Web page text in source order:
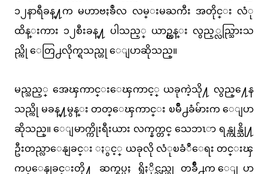
၁၂နာရီခန္႔က မဟာဗႏၶဳလ လမ္းမႀကီး အတိုင္း လံု
ထိန္းကား ၁၂စီးခန္႔ ပါသည့္ ယာဥ္တန္း လွည့္လည္သြားသ
ည္ကို ေတြ႕လိုက္ရသည္ဟု ေျပာဆိုသည္။
မည္သည့္ အေၾကာင္းေၾကာင့္ ယခုကဲ့သို႔ လွည္႔ေန
သည္ကို မခန္႔မွန္း တတ္ေၾကာင္း ၿမိဳ႕ခံမ်ားက ေျပာ
ဆိုသည္။ ေျမာက္ကိုးရီးယား လက္နက္တင္ သေဘၤာ ရန္ကုန္သို႔
ဦးတည္လာေနျခင္း ႏွင့္ ယခုလို လံုၿခံဳေရး တင္းၾ
ကပ္ေနျခင္းတို႔ ဆက္စပ္မႈ ရွိႏိုင္သည္ဟု တခ်ဳိ႕က ေျပာ